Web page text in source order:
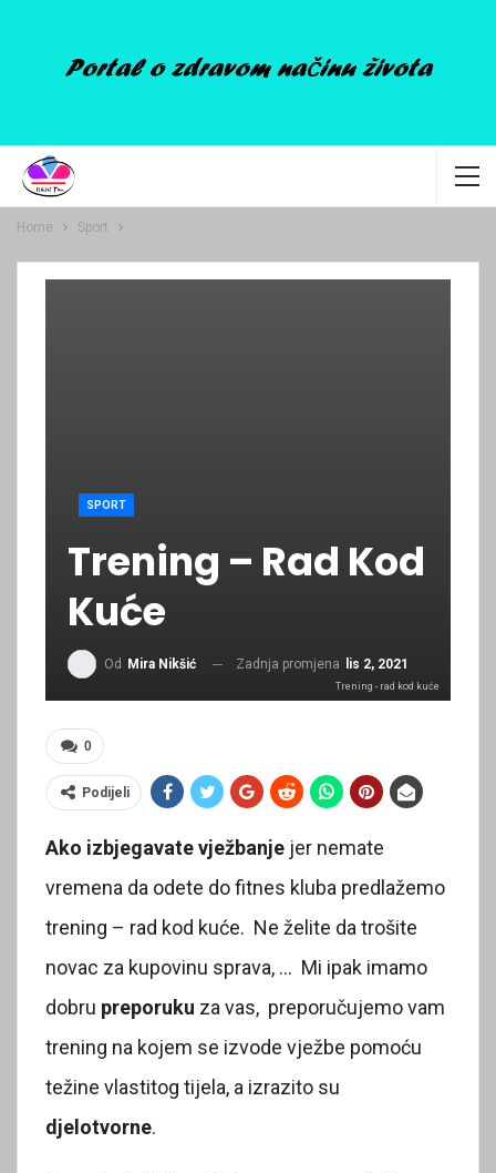
Home Sport
SPORT
Trening – Rad Kod
Kuće
Od Mira Nikšić Zadnja promjena lis 2, 2021
Trening - rad kod kuće
0
Podijeli
Ako izbjegavate vježbanje jer nemate
vremena da odete do fitnes kluba predlažemo
trening – rad kod kuće. Ne želite da trošite
novac za kupovinu sprava, … Mi ipak imamo
dobru preporuku za vas, preporučujemo vam
trening na kojem se izvode vježbe pomoću
težine vlastitog tijela, a izrazito su
djelotvorne.